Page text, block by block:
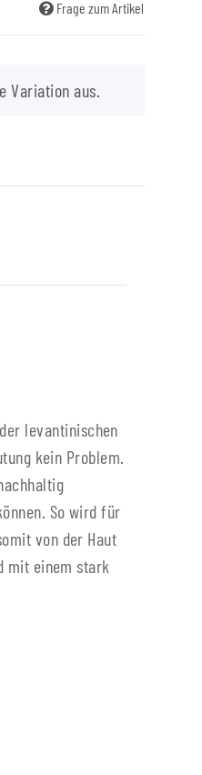
Frage zum Artikel
Variation aus.
levantinischen
kein Problem.
So wird für
von der Haut
mit einem stark